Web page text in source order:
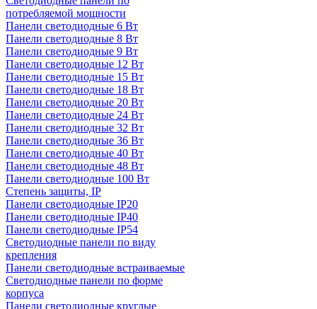
потребляемой мощности
Панели светодиодные 6 Вт
Панели светодиодные 8 Вт
Панели светодиодные 9 Вт
Панели светодиодные 12 Вт
Панели светодиодные 15 Вт
Панели светодиодные 18 Вт
Панели светодиодные 20 Вт
Панели светодиодные 24 Вт
Панели светодиодные 32 Вт
Панели светодиодные 36 Вт
Панели светодиодные 40 Вт
Панели светодиодные 48 Вт
Панели светодиодные 100 Вт
Степень защиты, IP
Панели светодиодные IP20
Панели светодиодные IP40
Панели светодиодные IP54
Светодиодные панели по виду
крепления
Панели светодиодные встраиваемые
Светодиодные панели по форме
корпуса
Панели светодиодные круглые